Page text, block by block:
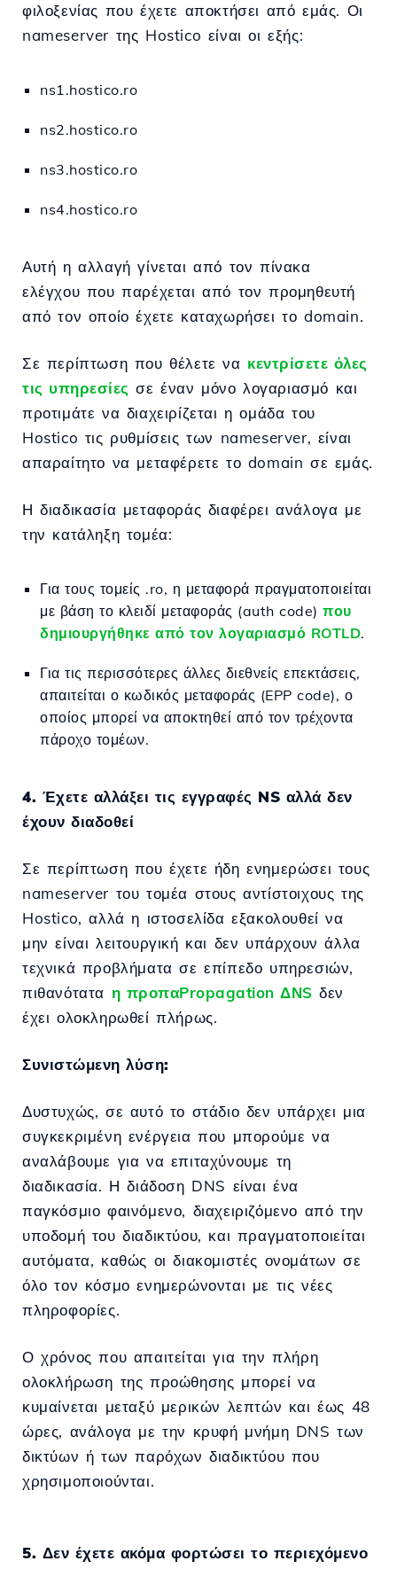
φιλοξενίας που έχετε αποκτήσει από εμάς. Οι
nameserver της Hostico είναι οι εξής:
ns1.hostico.ro
ns2.hostico.ro
ns3.hostico.ro
ns4.hostico.ro
Αυτή η αλλαγή γίνεται από τον πίνακα
ελέγχου που παρέχεται από τον προμηθευτή
από τον οποίο έχετε καταχωρήσει το domain.
Σε περίπτωση που θέλετε να κεντρίσετε όλες
τις υπηρεσίες σε έναν μόνο λογαριασμό και
προτιμάτε να διαχειρίζεται η ομάδα του
Hostico τις ρυθμίσεις των nameserver, είναι
απαραίτητο να μεταφέρετε το domain σε εμάς.
Η διαδικασία μεταφοράς διαφέρει ανάλογα με
την κατάληξη τομέα:
Για τους τομείς .ro, η μεταφορά πραγματοποιείται
με βάση το κλειδί μεταφοράς (auth code) που
δημιουργήθηκε από τον λογαριασμό ROTLD.
Για τις περισσότερες άλλες διεθνείς επεκτάσεις,
απαιτείται ο κωδικός μεταφοράς (EPP code), ο
οποίος μπορεί να αποκτηθεί από τον τρέχοντα
πάροχο τομέων.
4. Έχετε αλλάξει τις εγγραφές NS αλλά δεν
έχουν διαδοθεί
Σε περίπτωση που έχετε ήδη ενημερώσει τους
nameserver του τομέα στους αντίστοιχους της
Hostico, αλλά η ιστοσελίδα εξακολουθεί να
μην είναι λειτουργική και δεν υπάρχουν άλλα
τεχνικά προβλήματα σε επίπεδο υπηρεσιών,
πιθανότατα η προπαPropagation ΔΝS δεν
έχει ολοκληρωθεί πλήρως.
Συνιστώμενη λύση:
Δυστυχώς, σε αυτό το στάδιο δεν υπάρχει μια
συγκεκριμένη ενέργεια που μπορούμε να
αναλάβουμε για να επιταχύνουμε τη
διαδικασία. Η διάδοση DNS είναι ένα
παγκόσμιο φαινόμενο, διαχειριζόμενο από την
υποδομή του διαδικτύου, και πραγματοποιείται
αυτόματα, καθώς οι διακομιστές ονομάτων σε
όλο τον κόσμο ενημερώνονται με τις νέες
πληροφορίες.
Ο χρόνος που απαιτείται για την πλήρη
ολοκλήρωση της προώθησης μπορεί να
κυμαίνεται μεταξύ μερικών λεπτών και έως 48
ώρες, ανάλογα με την κρυφή μνήμη DNS των
δικτύων ή των παρόχων διαδικτύου που
χρησιμοποιούνται.
5. Δεν έχετε ακόμα φορτώσει το περιεχόμενο